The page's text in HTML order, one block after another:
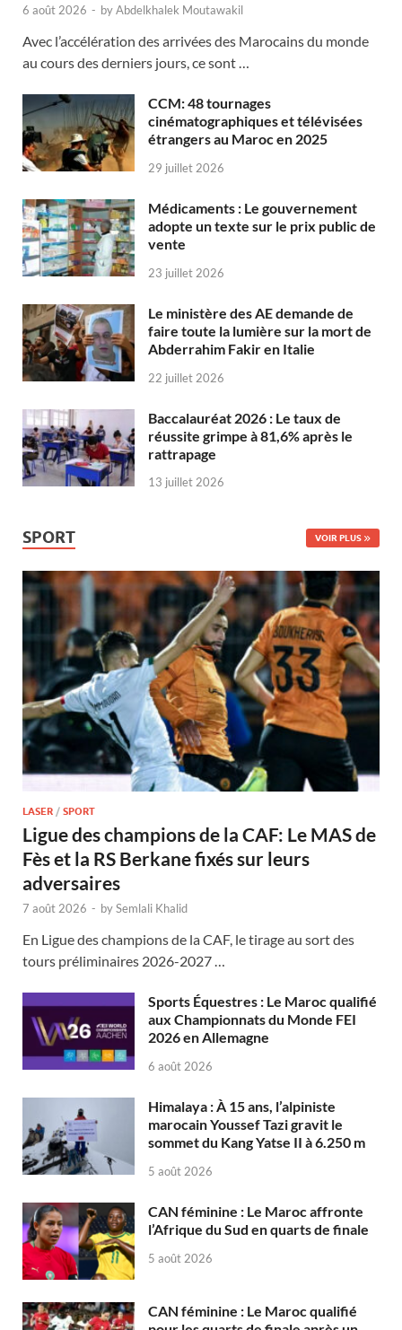
6 août 2026 - byAbdelkhalek Moutawakil
Avec l’accélération des arrivées des Marocains du monde
au cours des derniers jours, ce sont …
CCM: 48 tournages
cinématographiques et télévisées
étrangers au Maroc en 2025
29 juillet 2026
Médicaments : Le gouvernement
adopte un texte sur le prix public de
vente
23 juillet 2026
Le ministère des AE demande de
faire toute la lumière sur la mort de
Abderrahim Fakir en Italie
22 juillet 2026
Baccalauréat 2026 : Le taux de
réussite grimpe à 81,6% après le
rattrapage
13 juillet 2026
SPORT VOIR PLUS
LASER / SPORT
Ligue des champions de la CAF: Le MAS de
Fès et la RS Berkane fixés sur leurs
adversaires
7 août 2026 - bySemlali Khalid
En Ligue des champions de la CAF, le tirage au sort des
tours préliminaires 2026-2027 …
Sports Équestres : Le Maroc qualifié
aux Championnats du Monde FEI
2026 en Allemagne
6 août 2026
Himalaya : À 15 ans, l’alpiniste
marocain Youssef Tazi gravit le
sommet du Kang Yatse II à 6.250 m
5 août 2026
CAN féminine : Le Maroc affronte
l’Afrique du Sud en quarts de finale
5 août 2026
CAN féminine : Le Maroc qualifié